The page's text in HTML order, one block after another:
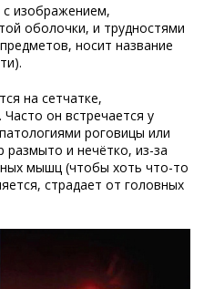
изображением,
оболочки, и трудностями
носит название
на сетчатке,
Часто он встречается у
роговицы или
размыто и нечётко, из-за
мышц (чтобы хоть что-то
страдает от головных